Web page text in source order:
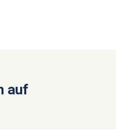
auf